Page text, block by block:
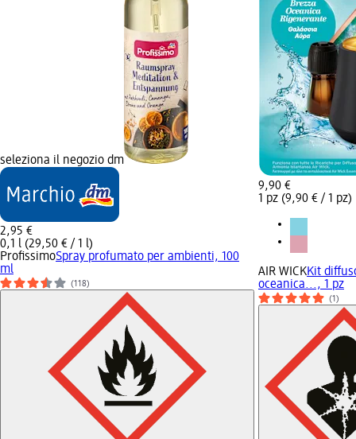
seleziona il negozio dm
2,95 €
0,1 l (29,50 € / 1 l)
ProfissimoSpray profumato per ambienti, 100
ml
(118)
9,90 €
1 pz (9,90 € / 1 pz)
AIR WICKKit
oceanica..., 1 pz
(1)